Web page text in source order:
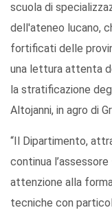
scuola di
dell'ateneo lucano,
fortificati delle
una lettura attenta
la stratificazione
Altojanni, in agro di
“Il Dipartimento,
continua
attenzione alla
tecniche con